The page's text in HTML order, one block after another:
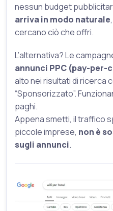
nessun budget
arriva in modo naturale
cercano ciò che offri.
L’alternativa? Le
annunci PPC (pay-per-
alto nei risultati di ricerca
“Sponsorizzato”.
paghi.
Appena smetti, il traffico
piccole imprese, non è
sugli annunci.